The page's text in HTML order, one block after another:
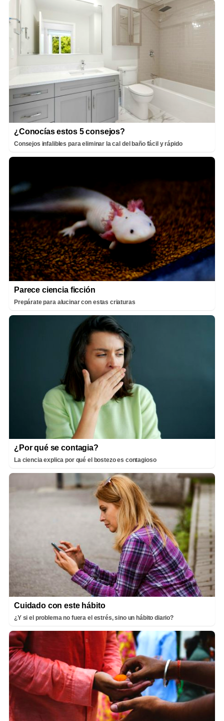
¿Conocías estos 5 consejos?
Consejos infalibles para eliminar la cal del baño fácil y rápido
Parece ciencia ficción
Prepárate para alucinar con estas criaturas
¿Por qué se contagia?
La ciencia explica por qué el bostezo es contagioso
Cuidado con este hábito
¿Y si el problema no fuera el estrés, sino un hábito diario?